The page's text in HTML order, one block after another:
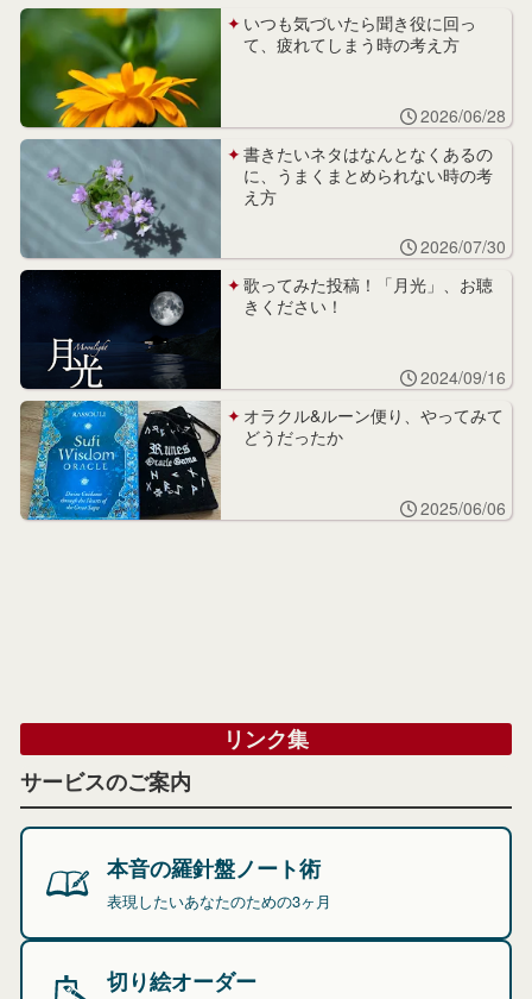
いつも気づいたら聞き役に回っ
て、疲れてしまう時の考え方
2026/06/28
書きたいネタはなんとなくあるの
に、うまくまとめられない時の考
え方
2026/07/30
歌ってみた投稿！「月光」、お聴
きください！
2024/09/16
オラクル&ルーン便り、やってみて
どうだったか
2025/06/06
リンク集
サービスのご案内
本音の羅針盤ノート術
表現したいあなたのための3ヶ月
切り絵オーダー